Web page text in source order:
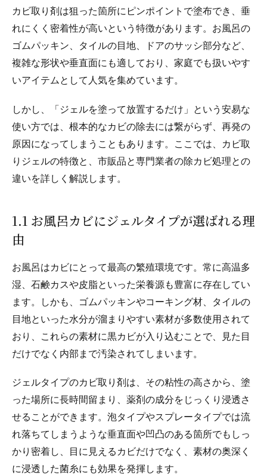
カビ取り剤は狙った箇所にピンポイントで塗布でき、垂
れにくく密着性が高いという特徴があります。お風呂の
ゴムパッキン、タイルの目地、ドアのサッシ部分など、
複雑な形状や垂直面にも適しており、家庭でも扱いやす
いアイテムとして人気を集めています。
しかし、「ジェルを塗って放置するだけ」という安易な
使い方では、根本的なカビの除去には繋がらず、再発の
原因になってしまうこともあります。ここでは、カビ取
りジェルの特徴と、市販品と専門業者の除カビ処理との
違いを詳しく解説します。
1.1 お風呂カビにジェルタイプが選ばれる理
由
お風呂はカビにとって最高の繁殖環境です。常に高温多
湿、石鹸カスや皮脂といった栄養源も豊富に存在してい
ます。しかも、ゴムパッキンやコーキング材、タイルの
目地といった水分が溜まりやすい素材が多数使用されて
おり、これらの素材に黒カビが入り込むことで、見た目
だけでなく内部まで汚染されてしまいます。
ジェルタイプのカビ取り剤は、その粘性の高さから、塗
った場所に長時間留まり、薬剤の成分をじっくり浸透さ
せることができます。泡タイプやスプレータイプでは流
れ落ちてしまうような垂直面や凹凸のある箇所でもしっ
かり密着し、目に見えるカビだけでなく、素材の奥深く
に浸透した菌糸にも効果を発揮します。